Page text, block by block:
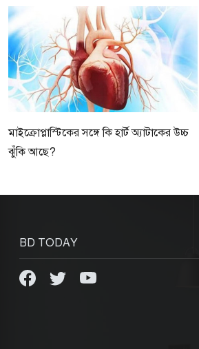
মাইক্রোপ্লাস্টিকের সঙ্গে কি হার্ট অ্যাটাকের উচ্চ
ঝুঁকি আছে?
BD TODAY